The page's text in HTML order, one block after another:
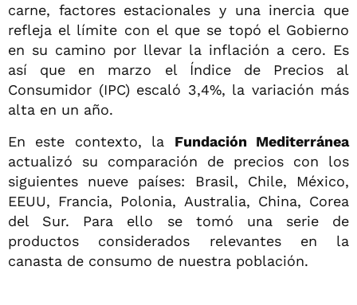
carne, factores estacionales y una inercia que
refleja el límite con el que se topó el Gobierno
en su camino por llevar la inflación a cero. Es
así que en marzo el Índice de Precios al
Consumidor (IPC) escaló 3,4%, la variación más
alta en un año.
En este contexto, la Fundación Mediterránea
actualizó su comparación de precios con los
siguientes nueve países: Brasil, Chile, México,
EEUU, Francia, Polonia, Australia, China, Corea
del Sur. Para ello se tomó una serie de
productos considerados relevantes en la
canasta de consumo de nuestra población.